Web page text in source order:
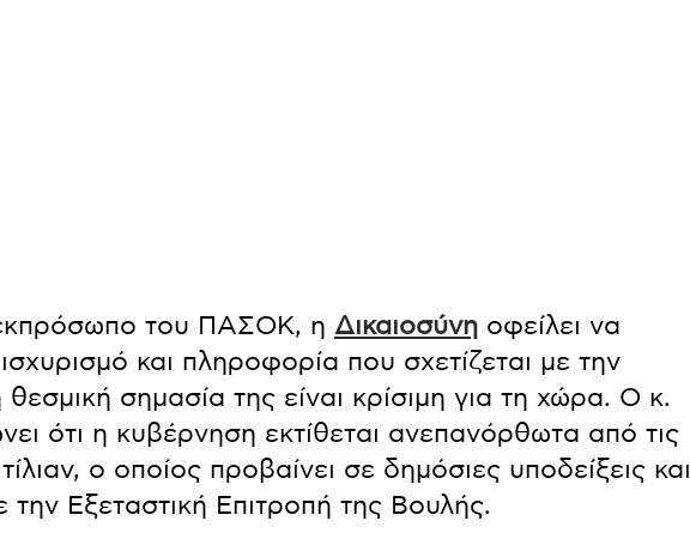
του ΠΑΣΟΚ, η Δικαιοσύνη οφείλει να
και πληροφορία που σχετίζεται με την
σημασία της είναι κρίσιμη για τη χώρα. Ο κ.
ότι η κυβέρνηση εκτίθεται ανεπανόρθωτα από τις
ο οποίος προβαίνει σε δημόσιες υποδείξεις και
την Εξεταστική Επιτροπή της Βουλής.